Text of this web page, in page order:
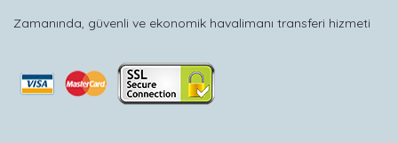
Zamanında, güvenli ve ekonomik havalimanı transferi hizmeti